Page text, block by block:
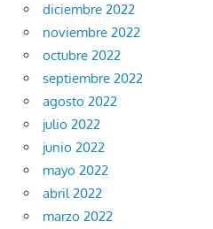
diciembre 2022
noviembre 2022
octubre 2022
septiembre 2022
agosto 2022
julio 2022
junio 2022
mayo 2022
abril 2022
marzo 2022